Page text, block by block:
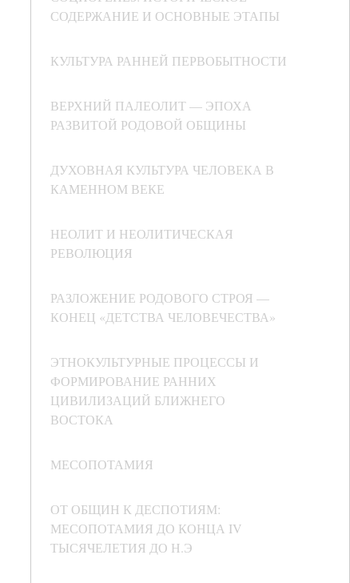
СОДЕРЖАНИЕ И ОСНОВНЫЕ ЭТАПЫ
КУЛЬТУРА РАННЕЙ ПЕРВОБЫТНОСТИ
ВЕРХНИЙ ПАЛЕОЛИТ — ЭПОХА
РАЗВИТОЙ РОДОВОЙ ОБЩИНЫ
ДУХОВНАЯ КУЛЬТУРА ЧЕЛОВЕКА В
КАМЕННОМ ВЕКЕ
НЕОЛИТ И НЕОЛИТИЧЕСКАЯ
РЕВОЛЮЦИЯ
РАЗЛОЖЕНИЕ РОДОВОГО СТРОЯ —
КОНЕЦ «ДЕТСТВА ЧЕЛОВЕЧЕСТВА»
ЭТНОКУЛЬТУРНЫЕ ПРОЦЕССЫ И
ФОРМИРОВАНИЕ РАННИХ
ЦИВИЛИЗАЦИЙ БЛИЖНЕГО
ВОСТОКА
МЕСОПОТАМИЯ
ОТ ОБЩИН К ДЕСПОТИЯМ:
МЕСОПОТАМИЯ ДО КОНЦА IV
ТЫСЯЧЕЛЕТИЯ ДО Н.Э